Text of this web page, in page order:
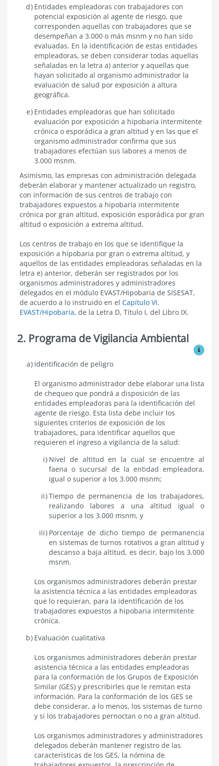
Entidades empleadoras con trabajadores con
potencial exposición al agente de riesgo, que
corresponden aquellas con trabajadores que se
desempeñan a 3.000 o más msnm y no han sido
evaluadas. En la identificación de estas entidades
empleadoras, se deben considerar todas aquellas
señaladas en la letra a) anterior y aquellas que
hayan solicitado al organismo administrador la
evaluación de salud por exposición a altura
geográfica.
Entidades empleadoras que han solicitado
evaluación por exposición a hipobaria intermitente
crónica o esporádica a gran altitud y en las que el
organismo administrador confirma que sus
trabajadores efectúan sus labores a menos de
3.000 msnm.
Asimismo, las empresas con administración delegada
deberán elaborar y mantener actualizado un registro,
con información de sus centros de trabajo con
trabajadores expuestos a hipobaria intermitente
crónica por gran altitud, exposición esporádica por gran
altitud o exposición a extrema altitud.
Los centros de trabajo en los que se identifique la
exposición a hipobaria por gran o extrema altitud, y
aquellos de las entidades empleadoras señaladas en la
letra e) anterior, deberán ser registrados por los
organismos administradores y administradores
delegados en el módulo EVAST/Hipobaria de SISESAT,
de acuerdo a lo instruido en el Capítulo VI.
EVAST/Hipobaria, de la Letra D, Título I, del Libro IX.
2. Programa de Vigilancia Ambiental
Ver
Programa
vigilancia
ambiental
Identificación de peligro
El organismo administrador debe elaborar una lista
de chequeo que pondrá a disposición de las
entidades empleadoras para la identificación del
agente de riesgo. Esta lista debe incluir los
siguientes criterios de exposición de los
trabajadores, para identificar aquellos que
requieren el ingreso a vigilancia de la salud:
Nivel de altitud en la cual se encuentre al
faena o sucursal de la entidad empleadora,
igual o superior a los 3.000 msnm;
Tiempo de permanencia de los trabajadores,
realizando labores a una altitud igual o
superior a los 3.000 msnm, y
Porcentaje de dicho tiempo de permanencia
en sistemas de turnos rotativos a gran altitud y
descanso a baja altitud, es decir, bajo los 3.000
msnm.
Los organismos administradores deberán prestar
la asistencia técnica a las entidades empleadoras
que lo requieran, para la identificación de los
trabajadores expuestos a hipobaria intermitente
crónica.
Evaluación cualitativa
Los organismos administradores deberán prestar
asistencia técnica a las entidades empleadoras
para la conformación de los Grupos de Exposición
Similar (GES) y prescribirles que le remitan esta
información. Para la conformación de los GES se
debe considerar, a lo menos, los sistemas de turno
y si los trabajadores pernoctan o no a gran altitud.
Los organismos administradores y administradores
delegados deberán mantener registro de las
características de los GES, la nómina de